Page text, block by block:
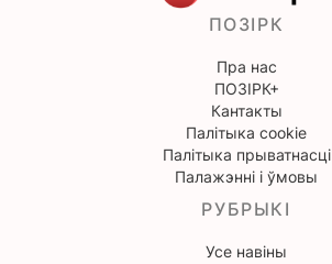
ПОЗІРК
Пра нас
ПОЗІРК+
Кантакты
Палітыка cookie
Палітыка прыватнасці
Палажэнні і ўмовы
РУБРЫКІ
Усе навіны